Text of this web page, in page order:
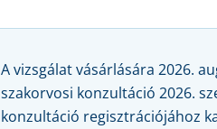
A vizsgálat vásárlására 2026.
szakorvosi konzultáció 2026.
konzultáció regisztrációjához